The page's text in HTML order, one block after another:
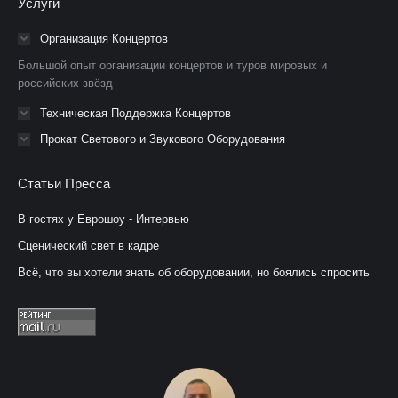
открывается
окне
открывается
в
окне
в
окне
Услуги
Организация Концертов
Большой опыт организации концертов и туров мировых и
российских звёзд
Техническая Поддержка Концертов
Прокат Светового и Звукового Оборудования
Статьи Пресса
В гостях у Еврошоу - Интервью
Сценический свет в кадре
Всё, что вы хотели знать об оборудовании, но боялись спросить